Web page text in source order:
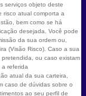
serviços objeto deste
risco atual comporta a
bem como se há
desejada. Você pode
da sua ordem ou,
(Visão Risco). Caso a sua
ou caso existam
a referida
atual da sua carteira,
caso de dúvidas sobre o
ao seu perfil de